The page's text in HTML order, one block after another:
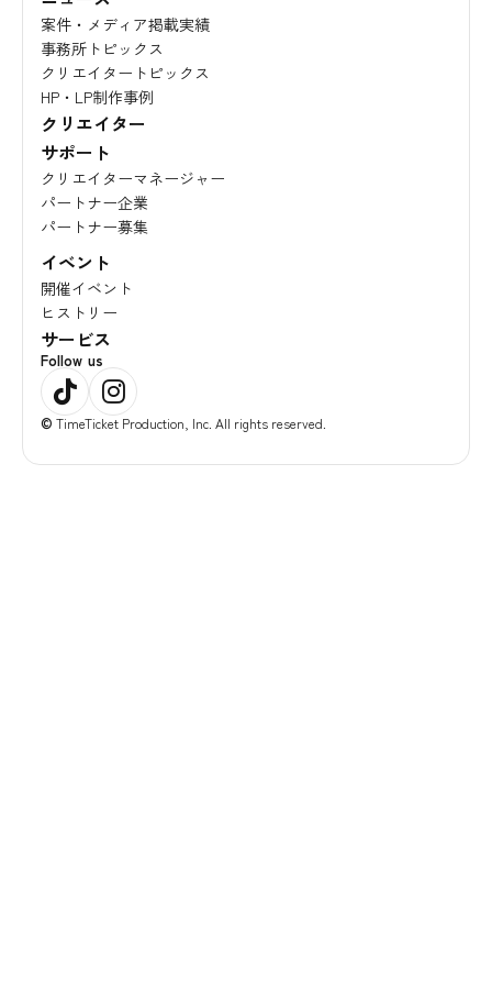
案件・メディア掲載実績
事務所トピックス
クリエイタートピックス
HP・LP制作事例
クリエイター
サポート
クリエイターマネージャー
パートナー企業
パートナー募集
イベント
開催イベント
ヒストリー
サービス
© TimeTicket Production, Inc. All rights reserved.
Follow us